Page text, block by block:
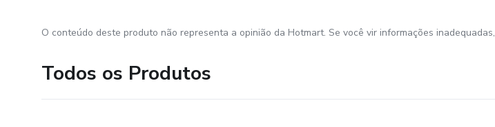
O conteúdo deste produto não representa a opinião da Hotmart. Se você vir informações inadequadas,
Todos os Produtos